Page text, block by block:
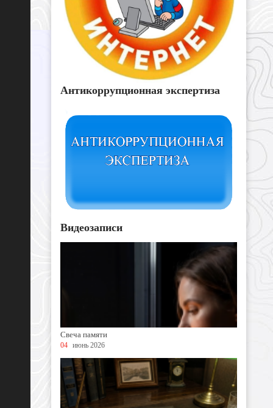
Антикоррупционная экспертиза
Видеозаписи
Свеча памяти
04 июнь 2026